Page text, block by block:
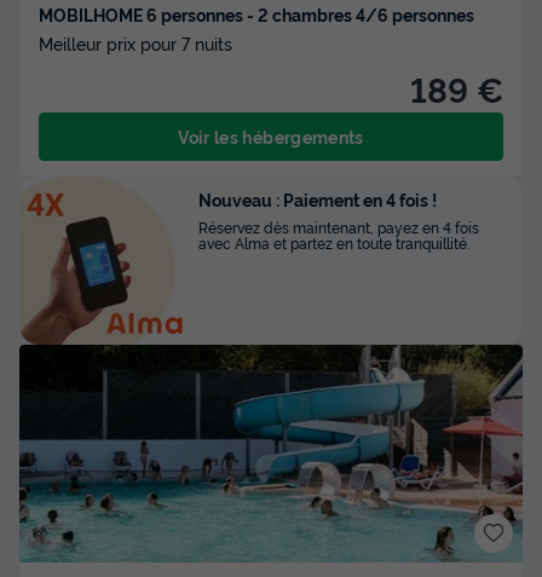
MOBILHOME 6 personnes - 2 chambres 4/6 personnes
Meilleur prix pour 7 nuits
189 €
Voir les hébergements
Nouveau : Paiement en 4 fois !
Réservez dès maintenant, payez en 4 fois
avec Alma et partez en toute tranquillité.